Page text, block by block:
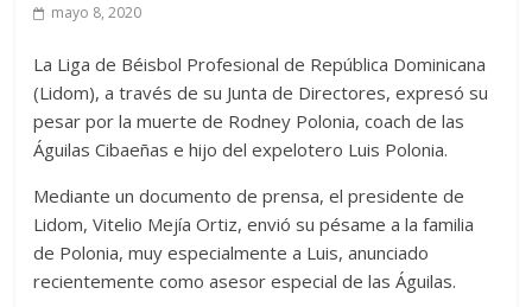
mayo 8, 2020
La Liga de Béisbol Profesional de República Dominicana
(Lidom), a través de su Junta de Directores, expresó su
pesar por la muerte de Rodney Polonia, coach de las
Águilas Cibaeñas e hijo del expelotero Luis Polonia.
Mediante un documento de prensa, el presidente de
Lidom, Vitelio Mejía Ortiz, envió su pésame a la familia
de Polonia, muy especialmente a Luis, anunciado
recientemente como asesor especial de las Águilas.